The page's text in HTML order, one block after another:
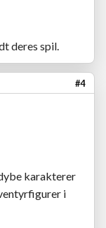
deres spil.
#4
karakterer
i